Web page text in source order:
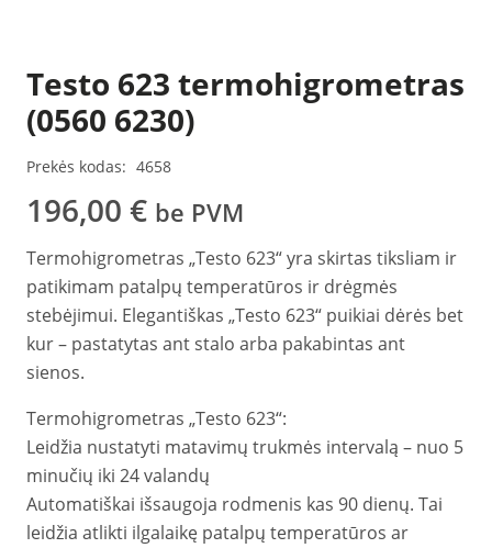
Testo 623 termohigrometras
(0560 6230)
Prekės kodas: 4658
196,00 € be PVM
Termohigrometras „Testo 623“ yra skirtas tiksliam ir
patikimam patalpų temperatūros ir drėgmės
stebėjimui. Elegantiškas „Testo 623“ puikiai dėrės bet
kur – pastatytas ant stalo arba pakabintas ant
sienos.
Termohigrometras „Testo 623“:
Leidžia nustatyti matavimų trukmės intervalą – nuo 5
minučių iki 24 valandų
Automatiškai išsaugoja rodmenis kas 90 dienų. Tai
leidžia atlikti ilgalaikę patalpų temperatūros ar